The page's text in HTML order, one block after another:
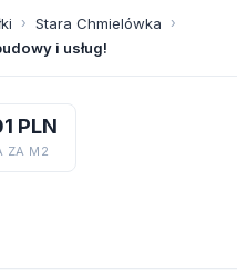
› Stara Chmielówka ›
i usług!
PLN
ZA M2